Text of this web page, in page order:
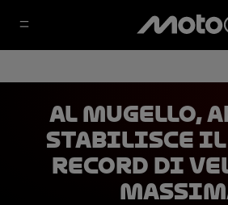
Al Mugello,
stabilisce il
record di